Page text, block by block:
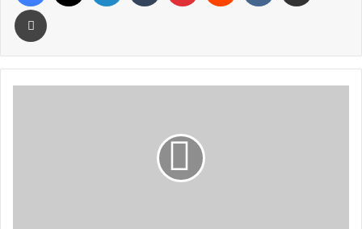
Yazdır